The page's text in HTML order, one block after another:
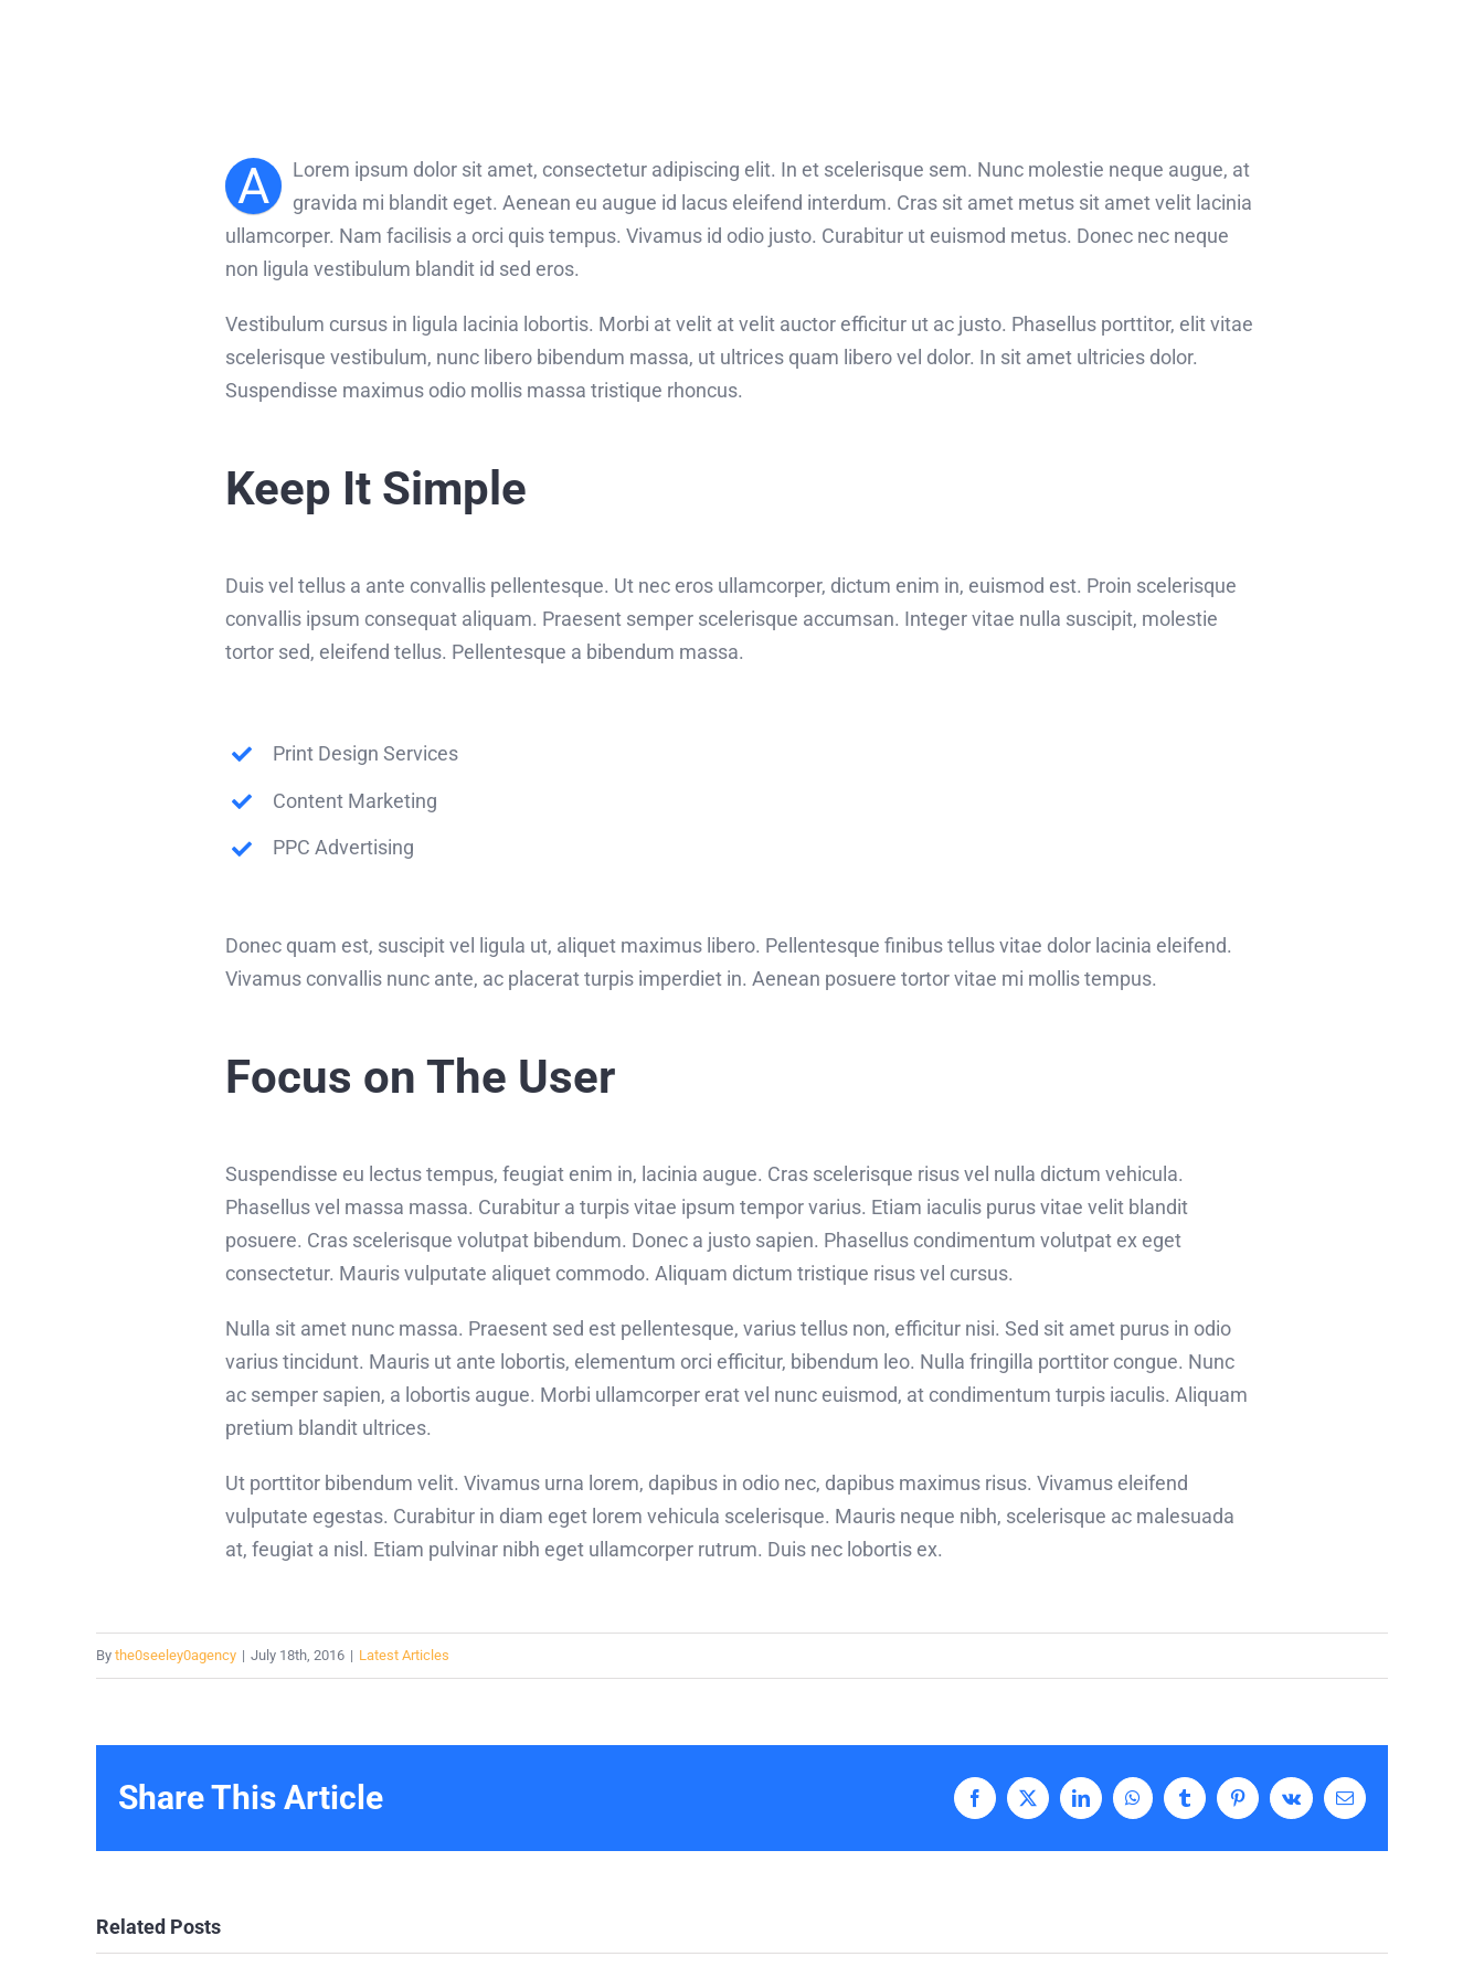
A
Lorem ipsum dolor sit amet, consectetur adipiscing elit. In et scelerisque sem. Nunc molestie neque augue, at
gravida mi blandit eget. Aenean eu augue id lacus eleifend interdum. Cras sit amet metus sit amet velit lacinia
ullamcorper. Nam facilisis a orci quis tempus. Vivamus id odio justo. Curabitur ut euismod metus. Donec nec neque
non ligula vestibulum blandit id sed eros.
Vestibulum cursus in ligula lacinia lobortis. Morbi at velit at velit auctor efficitur ut ac justo. Phasellus porttitor, elit vitae
scelerisque vestibulum, nunc libero bibendum massa, ut ultrices quam libero vel dolor. In sit amet ultricies dolor.
Suspendisse maximus odio mollis massa tristique rhoncus.
Keep It Simple
Duis vel tellus a ante convallis pellentesque. Ut nec eros ullamcorper, dictum enim in, euismod est. Proin scelerisque
convallis ipsum consequat aliquam. Praesent semper scelerisque accumsan. Integer vitae nulla suscipit, molestie
tortor sed, eleifend tellus. Pellentesque a bibendum massa.
Print Design Services
Content Marketing
PPC Advertising
Donec quam est, suscipit vel ligula ut, aliquet maximus libero. Pellentesque finibus tellus vitae dolor lacinia eleifend.
Vivamus convallis nunc ante, ac placerat turpis imperdiet in. Aenean posuere tortor vitae mi mollis tempus.
Focus on The User
Suspendisse eu lectus tempus, feugiat enim in, lacinia augue. Cras scelerisque risus vel nulla dictum vehicula.
Phasellus vel massa massa. Curabitur a turpis vitae ipsum tempor varius. Etiam iaculis purus vitae velit blandit
posuere. Cras scelerisque volutpat bibendum. Donec a justo sapien. Phasellus condimentum volutpat ex eget
consectetur. Mauris vulputate aliquet commodo. Aliquam dictum tristique risus vel cursus.
Nulla sit amet nunc massa. Praesent sed est pellentesque, varius tellus non, efficitur nisi. Sed sit amet purus in odio
varius tincidunt. Mauris ut ante lobortis, elementum orci efficitur, bibendum leo. Nulla fringilla porttitor congue. Nunc
ac semper sapien, a lobortis augue. Morbi ullamcorper erat vel nunc euismod, at condimentum turpis iaculis. Aliquam
pretium blandit ultrices.
Ut porttitor bibendum velit. Vivamus urna lorem, dapibus in odio nec, dapibus maximus risus. Vivamus eleifend
vulputate egestas. Curabitur in diam eget lorem vehicula scelerisque. Mauris neque nibh, scelerisque ac malesuada
at, feugiat a nisl. Etiam pulvinar nibh eget ullamcorper rutrum. Duis nec lobortis ex.
By the0seeley0agency | July 18th, 2016 | Latest Articles
Share This Article Facebook
X LinkedInWhatsAppTumblrPinterestVk Email
Related Posts